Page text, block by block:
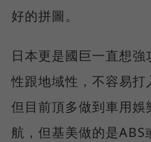
好的拼圖。
日本更是國巨一直想
性跟地域性，不容易打
但目前頂多做到車用
航，但基美做的是